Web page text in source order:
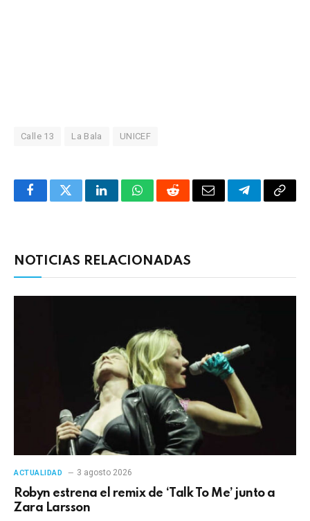
Calle 13 La Bala UNICEF
FacebookTwitterLinkedInWhatsAppRedditCorreoTelegrama
NOTICIAS RELACIONADAS
ACTUALIDAD 3 agosto 2026
Robyn estrena el remix de ‘Talk To Me’ junto a
Zara Larsson